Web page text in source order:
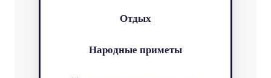
Отдых
Народные приметы